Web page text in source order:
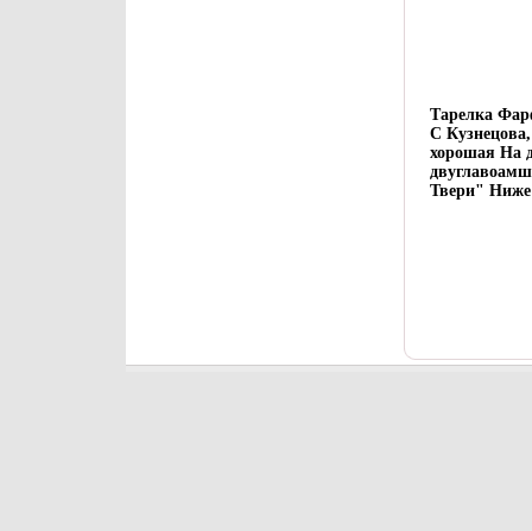
Тарелка
С
хорошая На
Твери" Ниже